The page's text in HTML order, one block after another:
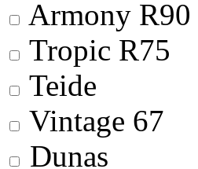
Armony R90
Tropic R75
Teide
Vintage 67
Dunas